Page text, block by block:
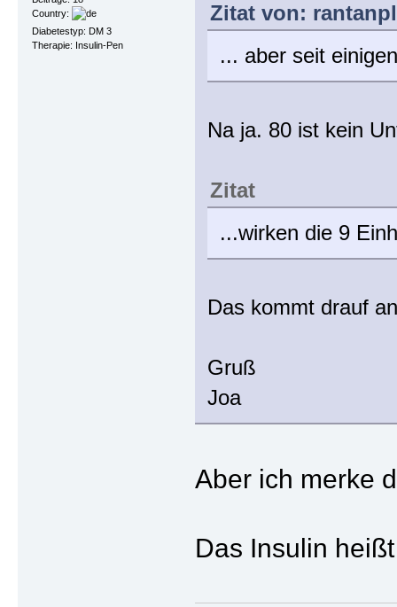
Country:
Diabetestyp: DM 3
Therapie: Insulin-Pen
Zitat von:
... aber seit
Na ja. 80 ist kein
Zitat
...wirken die 9
Das kommt drauf
Gruß
Joa
Aber ich merke
Das Insulin